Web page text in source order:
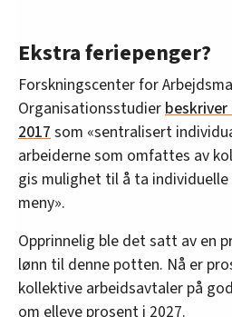
Ekstra feriepenger?
Forskningscenter for
Organisationsstudier
2017som «sentralisert
arbeiderne som omfattes av
gis mulighet til å ta
meny».
Opprinnelig ble det satt av en
lønn til denne potten. Nå er
kollektive arbeidsavtaler på
om elleve prosent i 2027.